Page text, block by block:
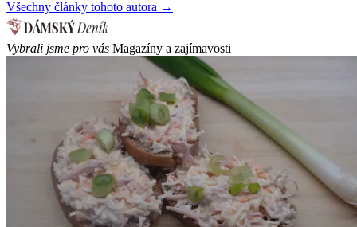
Všechny články tohoto autora →
Vybrali jsme pro vás Magazíny a zajímavosti